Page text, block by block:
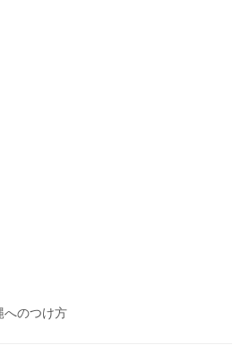
へのつけ方